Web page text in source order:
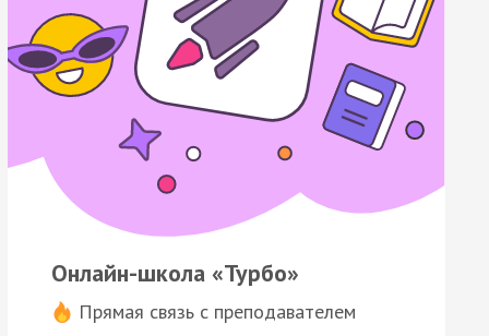
Онлайн-школа «Турбо»
Прямая связь с преподавателем